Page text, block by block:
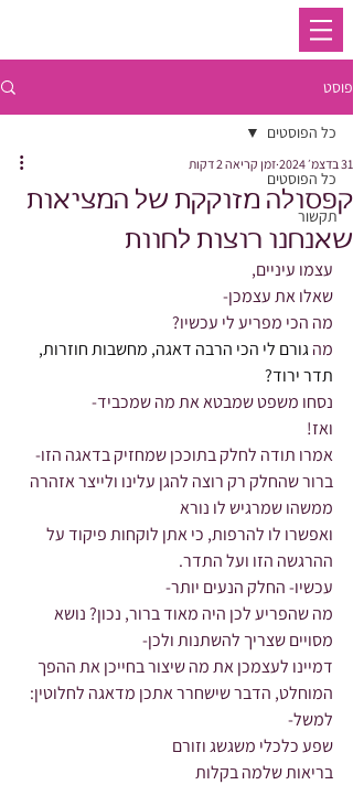
פוסט
כל הפוסטים
תקשור
כל הפוסטים
קפסולה מזוקקת של המציאות
שאנחנו רוצות לחוות
31 בדצמ׳ 2024 זמן קריאה 2 דקות
עצמו עיניים,
שאלו את עצמכן-
מה הכי מפריע לי עכשיו?
מה גורם לי הכי הרבה דאגה, מחשבות חוזרות,
תדר ירוד?
נסחו משפט שמבטא את מה שמכביד-
ואז!
אמרו תודה לחלק בתוככן שמחזיק בדאגה הזו-
ברור שהחלק רק רוצה להגן עלינו ולייצר אזהרה
ממשהו שמרגיש לו נורא
ואפשרו לו להרפות, כי אתן לוקחות פיקוד על
ההרגשה הזו ועל התדר.
עכשיו- החלק הנעים יותר-
מה שהפריע לכן היה מאוד ברור, נכון? נושא
מסויים שצריך להשתנות ולכן-
דמיינו לעצמכן את מה שיצור בחייכן את ההפך
המוחלט, הדבר שישחרר אתכן מדאגה לחלוטין:
למשל-
שפע כלכלי משגשג וזורם
בריאות שלמה בקלות